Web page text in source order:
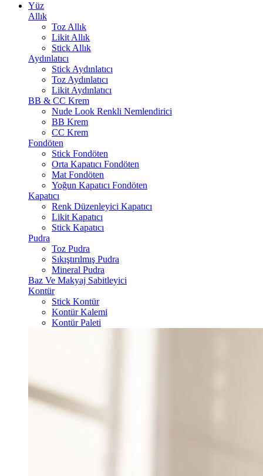
Yüz
Allık
Toz Allık
Likit Allık
Stick Allık
Aydınlatıcı
Stick Aydınlatıcı
Toz Aydınlatıcı
Likit Aydınlatıcı
BB & CC Krem
Nude Look Renkli Nemlendirici
BB Krem
CC Krem
Fondöten
Stick Fondöten
Orta Kapatıcı Fondöten
Mat Fondöten
Yoğun Kapatıcı Fondöten
Kapatıcı
Renk Düzenleyici Kapatıcı
Likit Kapatıcı
Stick Kapatıcı
Pudra
Toz Pudra
Sıkıştırılmış Pudra
Mineral Pudra
Baz Ve Makyaj Sabitleyici
Kontür
Stick Kontür
Kontür Kalemi
Kontür Paleti